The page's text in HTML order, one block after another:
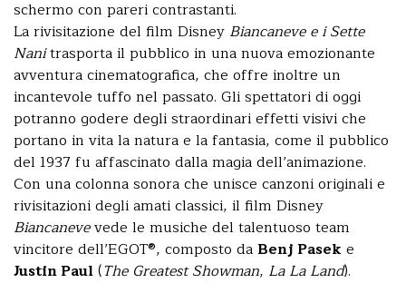
schermo con pareri contrastanti.
La rivisitazione del film Disney Biancaneve e i Sette
Nanitrasporta il pubblico in una nuova emozionante
avventura cinematografica, che offre inoltre un
incantevole tuffo nel passato. Gli spettatori di oggi
potranno godere degli straordinari effetti visivi che
portano in vita la natura e la fantasia, come il pubblico
del 1937 fu affascinato dalla magia dell’animazione.
Con una colonna sonora che unisce canzoni originali e
rivisitazioni degli amati classici, il film Disney
Biancanevevede le musiche del talentuoso team
vincitore dell’EGOT®, composto daBenj Paseke
Justin Paul(The Greatest Showman, La La Land).